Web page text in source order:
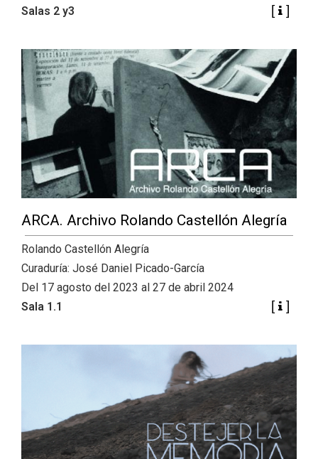
Salas 2 y3
ARCA. Archivo Rolando Castellón Alegría
Rolando Castellón Alegría
Curaduría: José Daniel Picado-García
Del 17 agosto del 2023 al 27 de abril 2024
Sala 1.1